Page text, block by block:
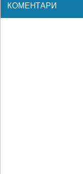
КОМЕНТАРИ